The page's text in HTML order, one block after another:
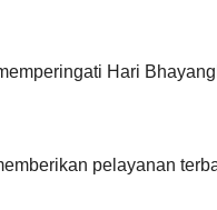
Hari
pelayanan